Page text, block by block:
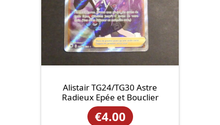
Alistair TG24/TG30 Astre
Radieux Epée et Bouclier
€4.00